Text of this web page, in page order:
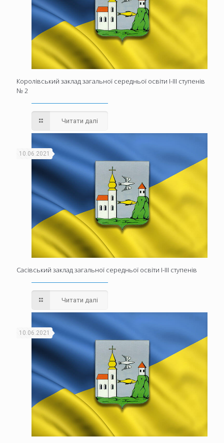
Королівський заклад загальної середньої освіти І-ІІІ ступенів
№ 2
Читати далі
10.06.2021
Сасівський заклад загальної середньої освіти І-ІІІ ступенів
Читати далі
10.06.2021